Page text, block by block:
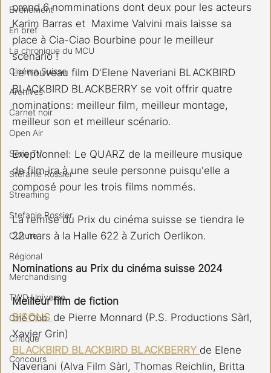
Evénement
En bref
La chronique du MCU
Cinéma Suisse
Archives
Carnet noir
Open Air
Série TV
Stéfanie Rossier
Streaming
Stefanie Rossier
Culture
Régional
Merchandising
TWD Universe
Ciné Club
Critique
Concours
prend 6 nomminations dont deux pour les acteurs
Karim Barras et  Maxime Valvini mais laisse sa
place à Cia-Ciao Bourbine pour le meilleur
scénario !
Le nouveau film D'Elene Naveriani BLACKBIRD
BLACKBIRD BLACKBERRY se voit offrir quatre
nominations: meilleur film, meilleur montage,
meilleur son et meilleur scénario.
Exeptionnel: Le QUARZ de la meilleure musique
de film ira à une seule personne puisqu'elle a
composé pour les trois films nommés.
La remise du Prix du cinéma suisse se tiendra le
22 mars à la Halle 622 à Zurich Oerlikon.
Nominations au Prix du cinéma suisse 2024
Meilleur film de fiction
BISONS de Pierre Monnard (P.S. Productions Sàrl,
Xavier Grin)
BLACKBIRD BLACKBIRD BLACKBERRY de Elene
Naveriani (Alva Film Sàrl, Thomas Reichlin, Britta